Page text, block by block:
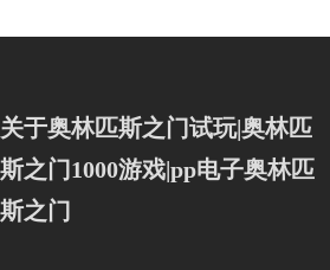
关于奥林匹斯之门试玩|奥林匹
斯之门1000游戏|pp电子奥林匹
斯之门